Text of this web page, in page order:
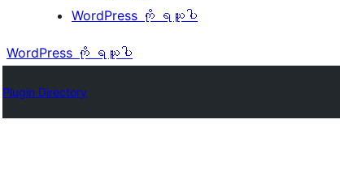
WordPress ကို ရယူပါ
WordPress ကို ရယူပါ
Plugin Directory